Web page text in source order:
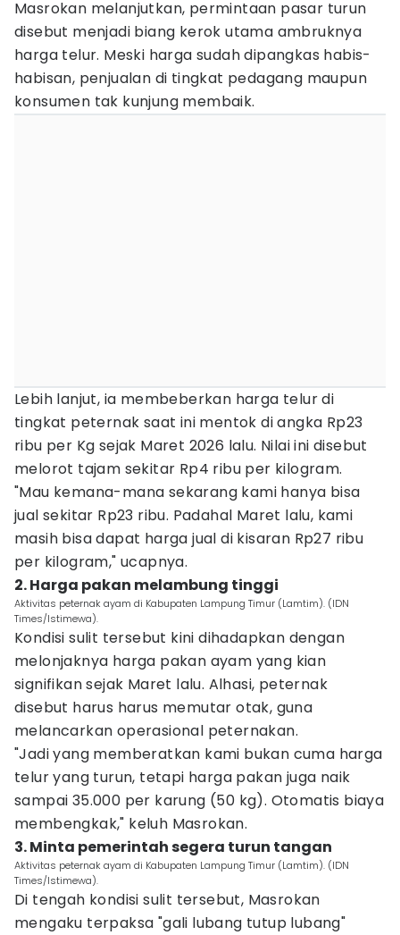
Masrokan melanjutkan, permintaan pasar turun
disebut menjadi biang kerok utama ambruknya
harga telur. Meski harga sudah dipangkas habis-
habisan, penjualan di tingkat pedagang maupun
konsumen tak kunjung membaik.
Lebih lanjut, ia membeberkan harga telur di
tingkat peternak saat ini mentok di angka Rp23
ribu per Kg sejak Maret 2026 lalu. Nilai ini disebut
melorot tajam sekitar Rp4 ribu per kilogram.
"Mau kemana-mana sekarang kami hanya bisa
jual sekitar Rp23 ribu. Padahal Maret lalu, kami
masih bisa dapat harga jual di kisaran Rp27 ribu
per kilogram," ucapnya.
2. Harga pakan melambung tinggi
Aktivitas peternak ayam di Kabupaten Lampung Timur (Lamtim). (IDN
Times/Istimewa).
Kondisi sulit tersebut kini dihadapkan dengan
melonjaknya harga pakan ayam yang kian
signifikan sejak Maret lalu. Alhasi, peternak
disebut harus harus memutar otak, guna
melancarkan operasional peternakan.
"Jadi yang memberatkan kami bukan cuma harga
telur yang turun, tetapi harga pakan juga naik
sampai 35.000 per karung (50 kg). Otomatis biaya
membengkak," keluh Masrokan.
3. Minta pemerintah segera turun tangan
Aktivitas peternak ayam di Kabupaten Lampung Timur (Lamtim). (IDN
Times/Istimewa).
Di tengah kondisi sulit tersebut, Masrokan
mengaku terpaksa "gali lubang tutup lubang"